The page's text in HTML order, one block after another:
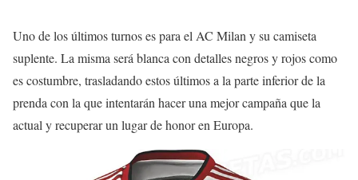
Uno de los últimos turnos es para el AC Milan y su camiseta
suplente. La misma será blanca con detalles negros y rojos como
es costumbre, trasladando estos últimos a la parte inferior de la
prenda con la que intentarán hacer una mejor campaña que la
actual y recuperar un lugar de honor en Europa.